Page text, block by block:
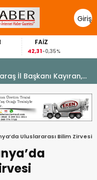
Giriş
Yap
FAİZ
42,31-0,35%
İl Başkanı Kayıran,
Uluslararası Bilim Zirvesi